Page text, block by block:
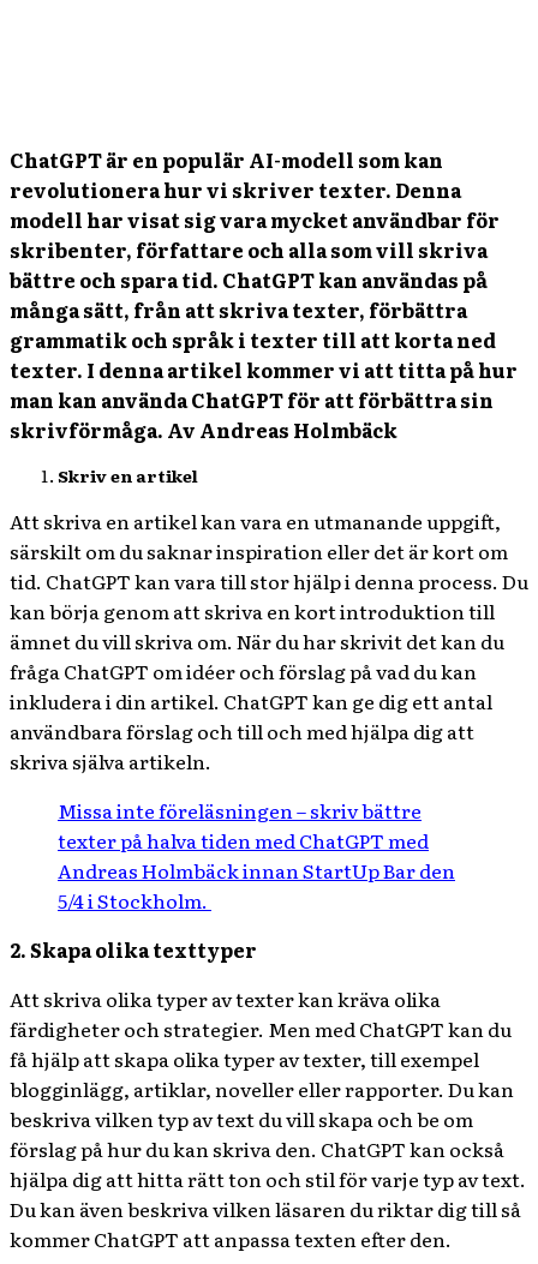
ChatGPT är en populär AI-modell som kan
revolutionera hur vi skriver texter. Denna
modell har visat sig vara mycket användbar för
skribenter, författare och alla som vill skriva
bättre och spara tid. ChatGPT kan användas på
många sätt, från att skriva texter, förbättra
grammatik och språk i texter till att korta ned
texter. I denna artikel kommer vi att titta på hur
man kan använda ChatGPT för att förbättra sin
skrivförmåga. Av Andreas Holmbäck
Skriv en artikel
Att skriva en artikel kan vara en utmanande uppgift,
särskilt om du saknar inspiration eller det är kort om
tid. ChatGPT kan vara till stor hjälp i denna process. Du
kan börja genom att skriva en kort introduktion till
ämnet du vill skriva om. När du har skrivit det kan du
fråga ChatGPT om idéer och förslag på vad du kan
inkludera i din artikel. ChatGPT kan ge dig ett antal
användbara förslag och till och med hjälpa dig att
skriva själva artikeln.
Missa inte föreläsningen – skriv bättre
texter på halva tiden med ChatGPT med
Andreas Holmbäck innan StartUp Bar den
5/4 i Stockholm.
2. Skapa olika texttyper
Att skriva olika typer av texter kan kräva olika
färdigheter och strategier. Men med ChatGPT kan du
få hjälp att skapa olika typer av texter, till exempel
blogginlägg, artiklar, noveller eller rapporter. Du kan
beskriva vilken typ av text du vill skapa och be om
förslag på hur du kan skriva den. ChatGPT kan också
hjälpa dig att hitta rätt ton och stil för varje typ av text.
Du kan även beskriva vilken läsaren du riktar dig till så
kommer ChatGPT att anpassa texten efter den.